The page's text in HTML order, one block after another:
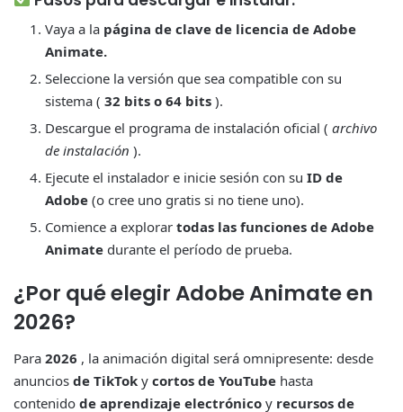
Vaya a la página de clave de licencia de Adobe
Animate.
Seleccione la versión que sea compatible con su
sistema ( 32 bits o 64 bits ).
Descargue el programa de instalación oficial ( archivo
de instalación ).
Ejecute el instalador e inicie sesión con su ID de
Adobe (o cree uno gratis si no tiene uno).
Comience a explorar todas las funciones de Adobe
Animate durante el período de prueba.
¿Por qué elegir Adobe Animate en
2026?
Para 2026 , la animación digital será omnipresente: desde
anuncios de TikTok y cortos de YouTube hasta
contenido de aprendizaje electrónico y recursos de